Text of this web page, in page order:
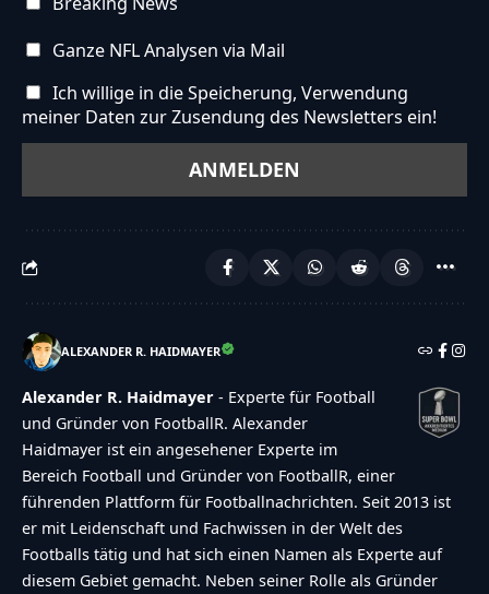
Ganze NFL Analysen via Mail
Ich willige in die Speicherung, Verwendung
meiner Daten zur Zusendung des Newsletters ein!
ALEXANDER R. HAIDMAYER
Alexander R. Haidmayer - Experte für Football
und Gründer von FootballR. Alexander
Haidmayer ist ein angesehener Experte im
Bereich Football und Gründer von FootballR, einer
führenden Plattform für Footballnachrichten. Seit 2013 ist
er mit Leidenschaft und Fachwissen in der Welt des
Footballs tätig und hat sich einen Namen als Experte auf
diesem Gebiet gemacht. Neben seiner Rolle als Gründer